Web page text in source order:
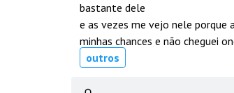
bastante dele
e as vezes me vejo nele porque
minhas chances e não cheguei
outros